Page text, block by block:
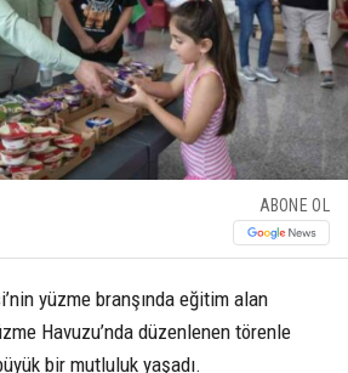
ABONE OL
yüzme branşında eğitim alan
Havuzu’nda düzenlenen törenle
bir mutluluk yaşadı.